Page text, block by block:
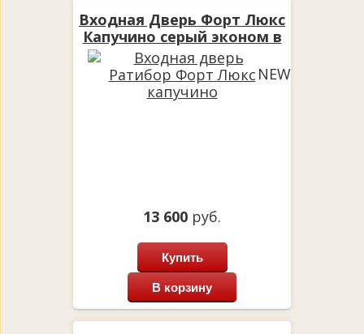
Входная Дверь Форт Люкс
Капучино серый эконом в
квартиру
NEW
13 600 руб.
Купить
В корзину